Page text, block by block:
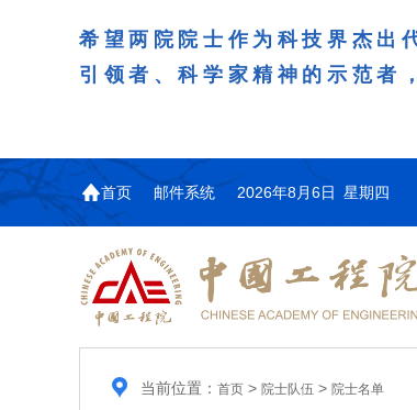
希望两院院士作为科技界杰出
引领者、科学家精神的示范者
首页 邮件系统 2026年8月6日 星期四
当前位置： 首页> 院士队伍 > 院士名单